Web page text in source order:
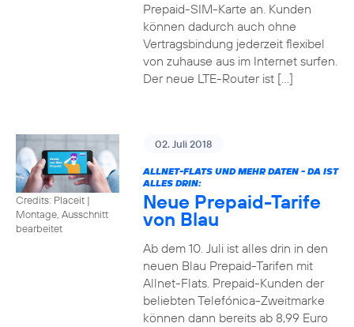
Prepaid-SIM-Karte an. Kunden
können dadurch auch ohne
Vertragsbindung jederzeit flexibel
von zuhause aus im Internet surfen.
Der neue LTE-Router ist […]
Credits: Placeit |
Montage, Ausschnitt
bearbeitet
02. Juli 2018
ALLNET-FLATS UND MEHR DATEN - DA IST
ALLES DRIN:
Neue Prepaid-Tarife
von Blau
Ab dem 10. Juli ist alles drin in den
neuen Blau Prepaid-Tarifen mit
Allnet-Flats. Prepaid-Kunden der
beliebten Telefónica-Zweitmarke
können dann bereits ab 8,99 Euro